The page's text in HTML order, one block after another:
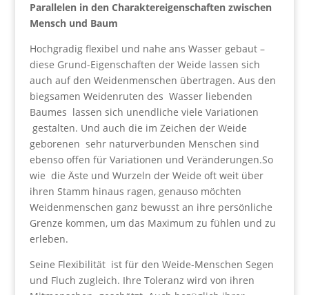
Parallelen in den Charaktereigenschaften zwischen
Mensch und Baum
Hochgradig flexibel und nahe ans Wasser gebaut –
diese Grund-Eigenschaften der Weide lassen sich
auch auf den Weidenmenschen übertragen. Aus den
biegsamen Weidenruten des Wasser liebenden
Baumes lassen sich unendliche viele Variationen
gestalten. Und auch die im Zeichen der Weide
geborenen sehr naturverbunden Menschen sind
ebenso offen für Variationen und Veränderungen.So
wie die Äste und Wurzeln der Weide oft weit über
ihren Stamm hinaus ragen, genauso möchten
Weidenmenschen ganz bewusst an ihre persönliche
Grenze kommen, um das Maximum zu fühlen und zu
erleben.
Seine Flexibilität ist für den Weide-Menschen Segen
und Fluch zugleich. Ihre Toleranz wird von ihren